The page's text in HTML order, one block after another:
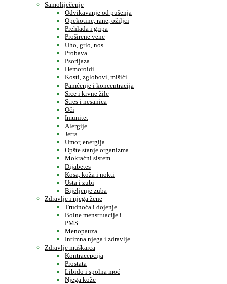
Samoliječenje
Odvikavanje od pušenja
Opekotine, rane, ožiljci
Prehlada i gripa
Proširene vene
Uho, grlo, nos
Probava
Psorijaza
Hemoroidi
Kosti, zglobovi, mišići
Pamćenje i koncentracija
Srce i krvne žile
Stres i nesanica
Oči
Imunitet
Alergije
Jetra
Umor, energija
Opšte stanje organizma
Mokraćni sistem
Dijabetes
Kosa, koža i nokti
Usta i zubi
Bijeljenje zuba
Zdravlje i njega žene
Trudnoća i dojenje
Bolne menstruacije i
PMS
Menopauza
Intimna njega i zdravlje
Zdravlje muškarca
Kontracepcija
Prostata
Libido i spolna moć
Njega kože